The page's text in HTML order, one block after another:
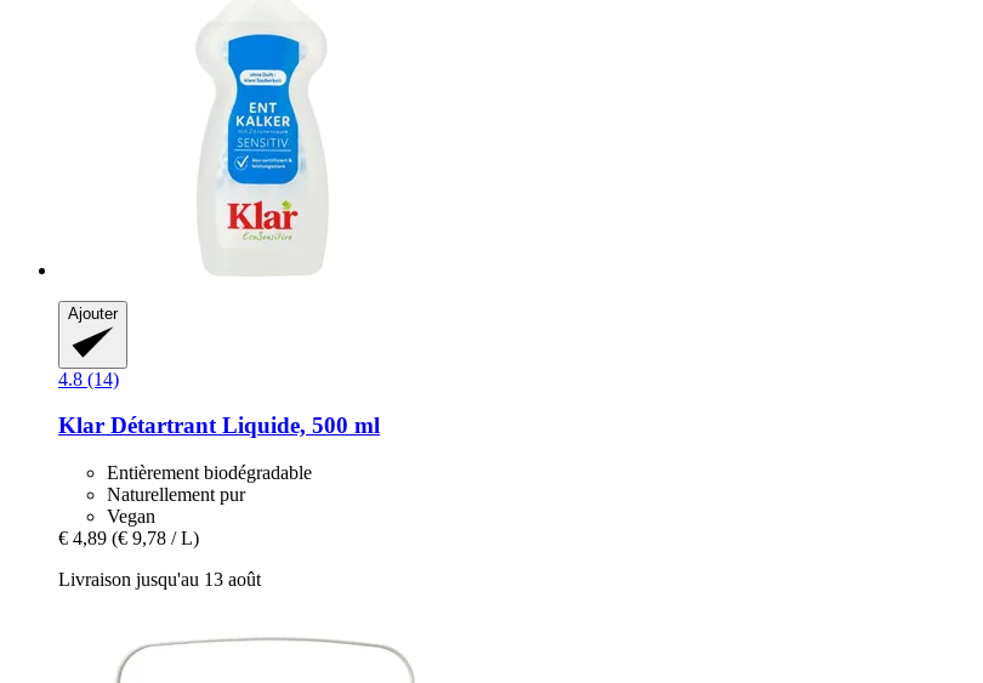
Ajouter
4.8 (14)
Klar Détartrant Liquide, 500 ml
Entièrement biodégradable
Naturellement pur
Vegan
€ 4,89 (€ 9,78 / L)
Livraison jusqu'au 13 août